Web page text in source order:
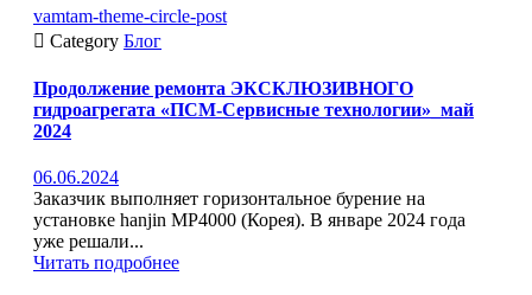
vamtam-theme-circle-post
 Category Блог
Продолжение ремонта ЭКСКЛЮЗИВНОГО
гидроагрегата «ПСМ-Сервисные технологии»_май
2024
06.06.2024
Заказчик выполняет горизонтальное бурение на
установке hanjin MP4000 (Корея). В январе 2024 года
уже решали...
Читать подробнее